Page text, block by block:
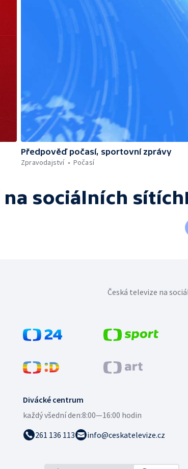
Předpověď počasí, sportovní zprávy
Zpravodajství
Počasí
na sociálních sítích
Divácké centrum
každý všední den:8:00—16:00 hodin
261 136 113
info@ceskatelevize.cz
Česká televize na